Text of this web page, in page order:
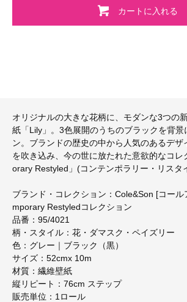
カートに入れる
オリジナルの大きな花柄に、モダンな3つの
紙「Lily」。3色展開のうちのブラックを背景
ン。ブランドの歴史の中から人気のあるデザ
を吹き込み、今の世に放たれた意欲的なコ
orary Restyled」(コンテンポラリー・リスタ
ブランド・コレクション：Cole&Son [コー
mporary Restyledコレクション
品番：95/4021
柄・スタイル：花・ダマスク・ペイズリー
色：グレー｜ブラック（黒）
サイズ：52cmx 10m
材質：繊維壁紙
縦リピート：76cm ステップ
販売単位：1ロール